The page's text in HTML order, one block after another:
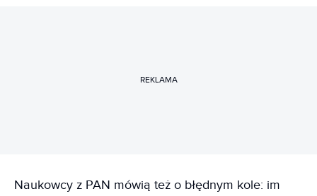
REKLAMA
Naukowcy z PAN mówią też o błędnym kole: im